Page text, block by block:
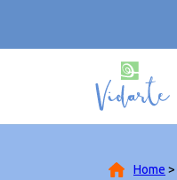
Home >